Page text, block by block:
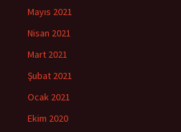
Mayıs 2021
Nisan 2021
Mart 2021
Şubat 2021
Ocak 2021
Ekim 2020